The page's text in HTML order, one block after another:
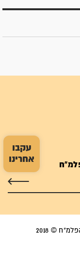
עקבו
אחרינו
© 2018